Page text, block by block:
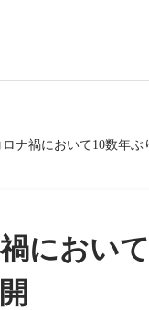
ロナ禍において10数年
におい